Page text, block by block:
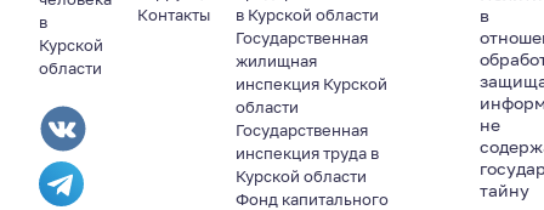
в
Курской
области
Контакты
в Курской области
Государственная
жилищная
инспекция Курской
области
Государственная
инспекция труда в
Курской области
Фонд капитального
в
не
тайну